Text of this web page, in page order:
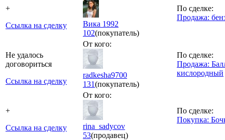
+
Ссылка на сделку
Вика 1992
102(покупатель)
По сделке:
Продажа:
Не удалось
договориться
Ссылка на сделку
От кого:
radkesha9700
131(покупатель)
По сделке:
Продажа:
кислородный
+
Ссылка на сделку
От кого:
rina_sadycov
53(продавец)
По сделке:
Покупка: